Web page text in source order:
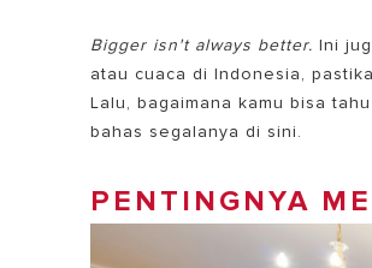
Bigger isn't always better.Ini
atau cuaca di Indonesia,
Lalu, bagaimana kamu bisa
bahas segalanya di sini.
PENTINGNYA